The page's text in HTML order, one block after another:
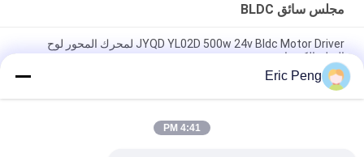
مجلس سائق BLDC
JYQD YL02D 500w 24v Bldc Motor Driver لمحرك المحور لوح
التزلج الكهربائي
بمحرك تيار مستمر Pwm
Eric Peng
4:41 PM